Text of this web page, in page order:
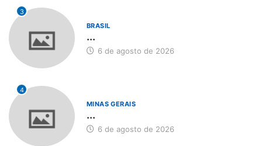
3
BRASIL
...
6 de agosto de 2026
4
MINAS GERAIS
...
6 de agosto de 2026